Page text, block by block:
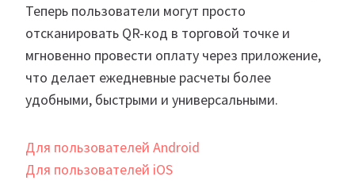
Теперь пользователи могут просто
отсканировать QR-код в торговой точке и
мгновенно провести оплату через приложение,
что делает ежедневные расчеты более
удобными, быстрыми и универсальными.
Для пользователей Android
Для пользователей iOS